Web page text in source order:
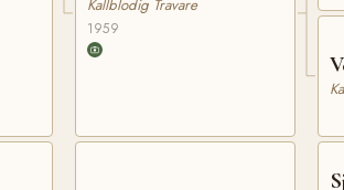
Kallblodig Travare
1959